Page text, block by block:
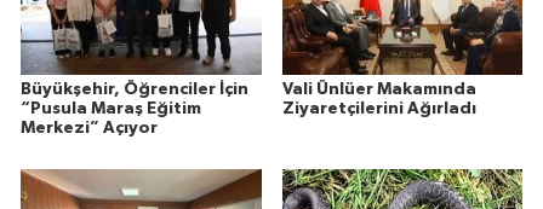
Büyükşehir, Öğrenciler İçin
“Pusula Maraş Eğitim
Merkezi” Açıyor
Vali Ünlüer Makamında
Ziyaretçilerini Ağırladı